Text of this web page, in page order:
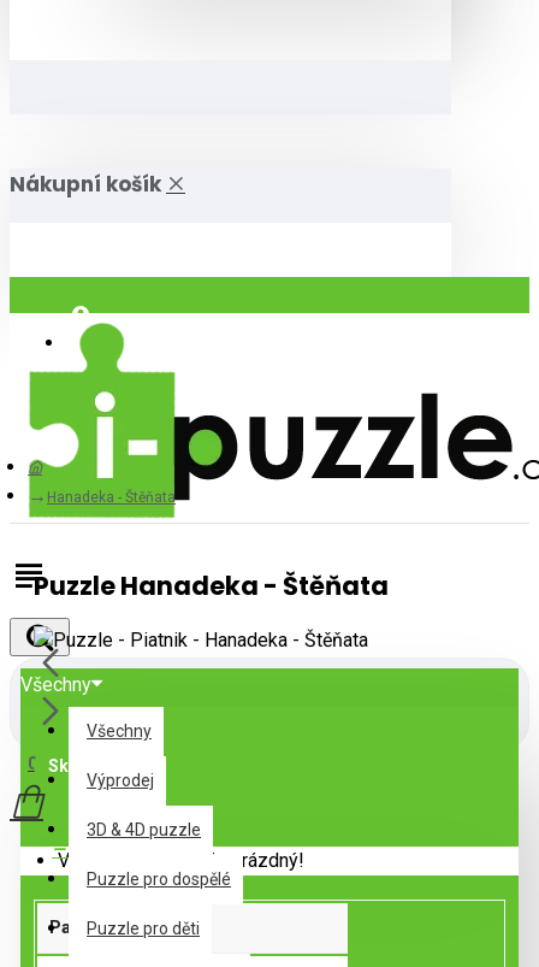
Nákupní košík
Přihlásit
Registrovat
Všechny
Všechny
Výprodej
3D & 4D puzzle
Puzzle pro dospělé
Puzzle pro děti
0 položek - 0Kč
Váš nákupní košík je prázdný!
Hanadeka - Štěňata
Puzzle Hanadeka - Štěňata
Skladem
Parametry produktu